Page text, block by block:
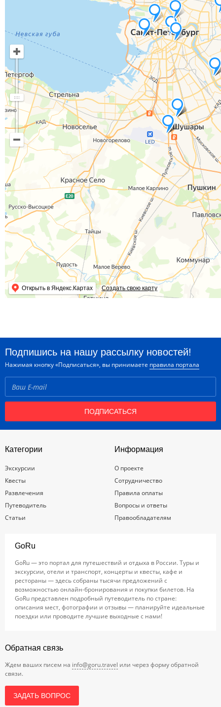
Открыть в Яндекс.Картах Создать свою карту
Подпишись на нашу рассылку новостей!
Нажимая кнопку «Подписаться», вы принимаете правила портала
ПОДПИСАТЬСЯ
Категории
Экскурсии
Квесты
Развлечения
Путеводитель
Статьи
Информация
О проекте
Сотрудничество
Правила оплаты
Вопросы и ответы
Правообладателям
GoRu
GoRu — это портал для путешествий и отдыха в России. Туры и
экскурсии, отели и транспорт, концерты и квесты, кафе и
рестораны — здесь собраны тысячи предложений с
возможностью онлайн-бронирования и покупки билетов. На
GoRu представлен подробный путеводитель по стране:
описания мест, фотографии и отзывы — планируйте идеальные
поездки или проводите лучшие выходные с нами!
Обратная связь
Ждем ваших писем на info@goru.travel или через форму обратной
связи.
ЗАДАТЬ ВОПРОС